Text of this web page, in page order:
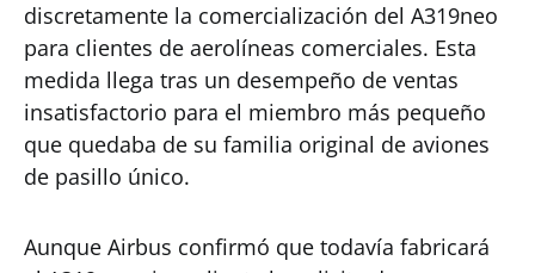
discretamente la comercialización del A319neo
para clientes de aerolíneas comerciales. Esta
medida llega tras un desempeño de ventas
insatisfactorio para el miembro más pequeño
que quedaba de su familia original de aviones
de pasillo único.
Aunque Airbus confirmó que todavía fabricará